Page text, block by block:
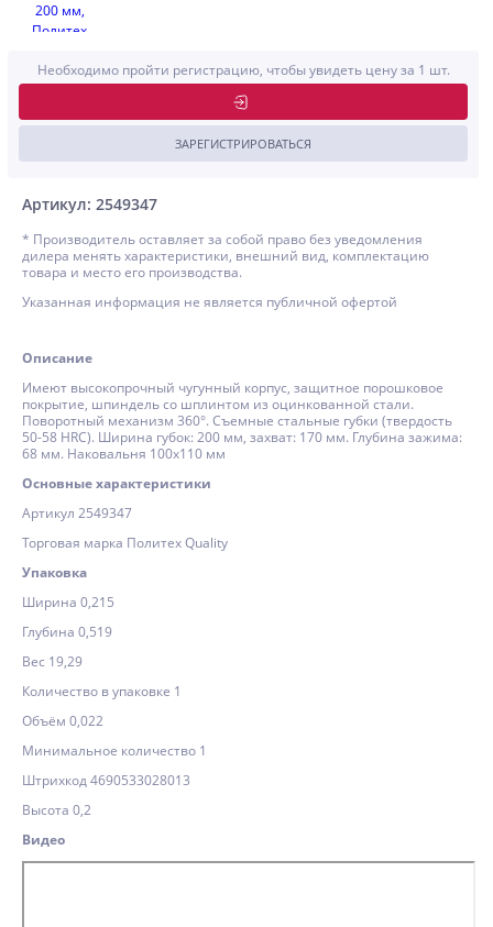
Артикул: 2549347
Необходимо пройти регистрацию, чтобы увидеть цену за 1 шт.
ЗАРЕГИСТРИРОВАТЬСЯ
* Производитель оставляет за собой право без уведомления
дилера менять характеристики, внешний вид, комплектацию
товара и место его производства.
Указанная информация не является публичной офертой
Описание
Имеют высокопрочный чугунный корпус, защитное порошковое
покрытие, шпиндель со шплинтом из оцинкованной стали.
Поворотный механизм 360°. Съемные стальные губки (твердость
50-58 HRC). Ширина губок: 200 мм, захват: 170 мм. Глубина зажима:
68 мм. Наковальня 100х110 мм
Основные характеристики
Артикул 2549347
Торговая марка Политех Quality
Упаковка
Ширина 0,215
Глубина 0,519
Вес 19,29
Количество в упаковке 1
Объём 0,022
Минимальное количество 1
Штрихкод 4690533028013
Высота 0,2
Видео